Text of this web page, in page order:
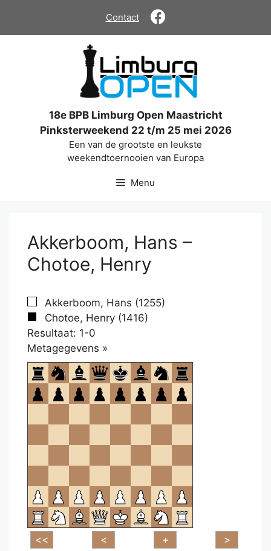
de
Contact
18e BPB Limburg Open Maastricht
Pinksterweekend 22 t/m 25 mei 2026
Een van de grootste en leukste
weekendtoernooien van Europa
Menu
Akkerboom, Hans –
Chotoe, Henry
Akkerboom, Hans (1255)
Chotoe, Henry (1416)
Resultaat: 1-0
Metagegevens »
om
te
openen.